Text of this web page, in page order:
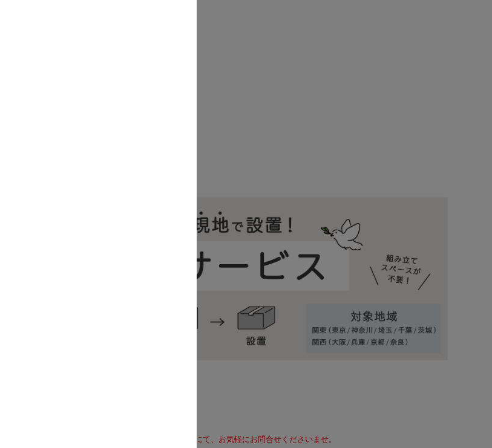
日で発送いたします。
ではございませんのでご注意ください）
となります。
送は、送料別途お見積りとなります）
りますので、お電話（0120-155-339）またはメールにて、お気軽にお問合せくださいませ。